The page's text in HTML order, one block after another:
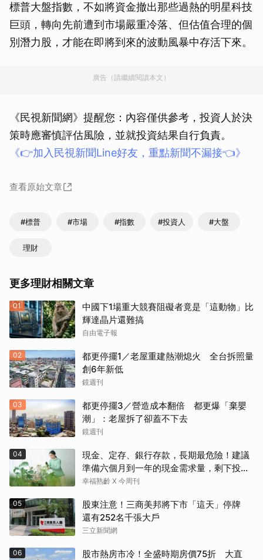
標普大盤指數，不如將資金撤出那些過熱的明星科技
巨頭，轉向先前遭到市場嚴重冷落、但估值合理的個
別潛力股，才能在即將到來的波動風暴中存活下來。
廣告（請繼續閱讀本文）
《民視新聞網》提醒您：內容僅供參考，投資人於決
策時應審慎評估風險，並就投資結果自行負責。
《👉加入民視新聞Line好友，重點新聞不漏接👈》
查看原始文章
#標普 #市場 #指數 #投資人 #大盤
理財
更多理財相關文章
01
中國下1場重大競賽阻礙者竟是「這動物」比
輝達晶片還難搞
自由電子報
02
都更停擺1／老屋重建熱潮熄火 全台拆照量
創6年新低
鏡週刊
03
都更停擺3／營造成本翻倍 都更爆「棄嬰
潮」：老屋拆了卻蓋不下去
鏡週刊
04
現金、定存、銀行存款，長期最危險！建議
準備六個月到一年的現金需求量，剩下投資
這2個
幸福熟齡 X 今周刊
05
股東注意！三商美邦將下市「這天」停牌
還有252名千張大戶
三立新聞網
06
股市熱房市冷！全盛時期房價75折 大直